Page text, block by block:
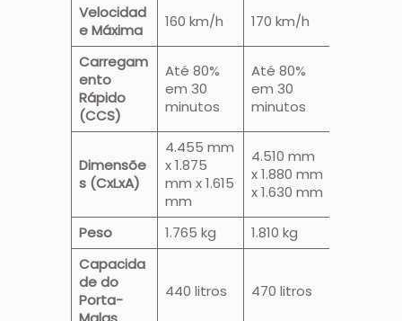
Velocidad
e Máxima
160 km/h 170 km/h
Carregam
ento
Rápido
(CCS)
Até 80%
em 30
minutos
Até 80%
em 30
minutos
Dimensõe
s (CxLxA)
4.455 mm
x 1.875
mm x 1.615
mm
4.510 mm
x 1.880 mm
x 1.630 mm
Peso 1.765 kg
1.810 kg
Capacida
de do
Porta-
440 litros 470 litros